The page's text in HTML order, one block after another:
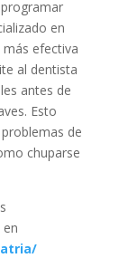
en
más efectiva
al dentista
antes de
Esto
de
chuparse